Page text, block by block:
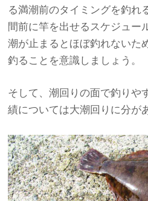
る満潮前のタイミングを釣れ
間前に竿を出せるスケジュー
潮が止まるとほぼ釣れないた
釣ることを意識しましょう。
そして、潮回りの面で釣りや
績については大潮回りに分が